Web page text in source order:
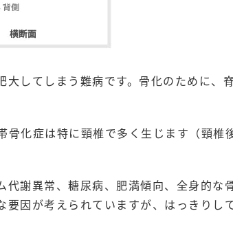
してしまう難病です。骨化のために、
化症は特に頸椎で多く生じます（頸椎
謝異常、糖尿病、肥満傾向、全身的な
因が考えられていますが、はっきりし